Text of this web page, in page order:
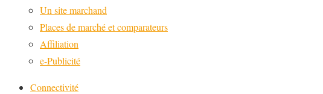
Un site marchand
Places de marché et comparateurs
Affiliation
e-Publicité
Connectivité